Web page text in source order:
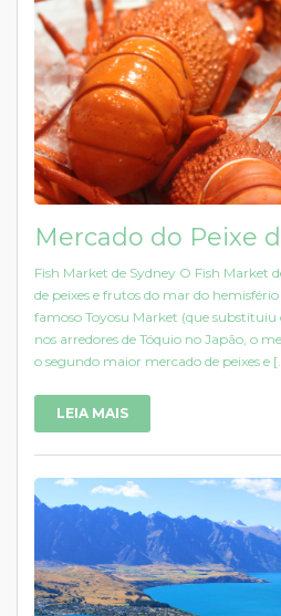
Mercado do Peixe
Fish Market de Sydney O Fish Market
de peixes e frutos do mar do
famoso Toyosu Market (que substituiu
nos arredores de Tóquio no Japão, o
o segundo maior mercado de peixes e
LEIA MAIS